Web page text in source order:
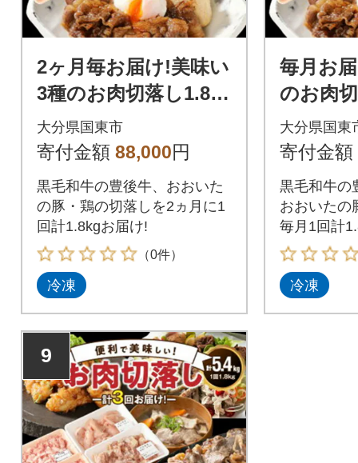
2ヶ月毎お届け!美味い
3種のお肉切落し1.8k
g定期便/計6回発送_21
65R-K
大分県国東市
寄付金額 88,000円
黒毛和牛の豊後牛、おおいた
の豚・鶏の切落しを2ヵ月に1
回計1.8kgお届け!
（0件）
冷凍
毎月お
のお肉
期便/計
R-M
大分県国東
寄付金額
黒毛和牛の
おおいたの
毎月1回計
冷凍
9